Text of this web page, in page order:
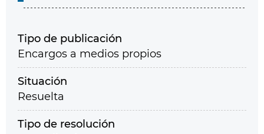
Tipo de publicación
Encargos a medios propios
Situación
Resuelta
Tipo de resolución